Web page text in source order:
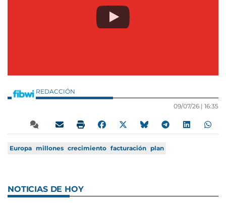
REDACCIÓN
09/07/26 | 16:35
Europa millones crecimiento facturación plan
NOTICIAS DE HOY